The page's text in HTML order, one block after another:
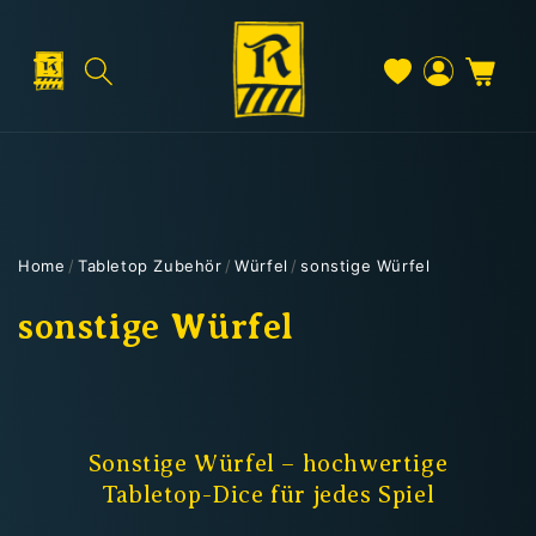
Inhalt
Warenkorb
Home / Tabletop Zubehör / Würfel / sonstige Würfel
K
sonstige Würfel
Sonstige Würfel – hochwertige
Tabletop-Dice für jedes Spiel
Versand & Lieferung
Deutschland: ab 69 €
Österreich & EU: ab 200 €